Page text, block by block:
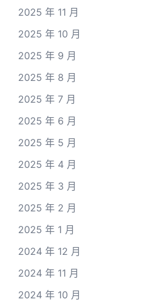
2025 年 11 月
2025 年 10 月
2025 年 9 月
2025 年 8 月
2025 年 7 月
2025 年 6 月
2025 年 5 月
2025 年 4 月
2025 年 3 月
2025 年 2 月
2025 年 1 月
2024 年 12 月
2024 年 11 月
2024 年 10 月